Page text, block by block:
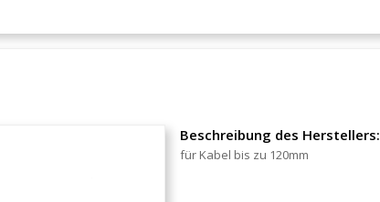
Beschreibung des Herstellers:
für Kabel bis zu 120mm